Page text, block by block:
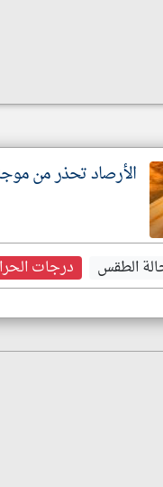
الأرصاد تحذر من موجة حر
الطقس درجات